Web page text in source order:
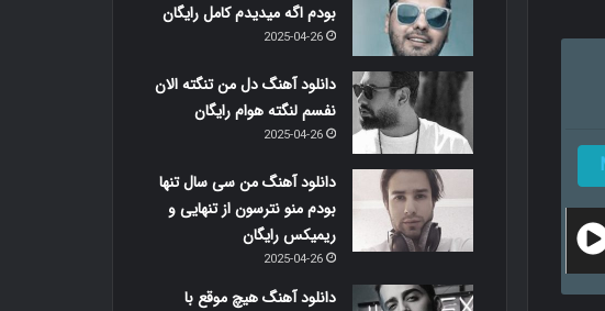
بودم اگه میدیدم کامل رایگان
2025-04-26
دانلود آهنگ دل من تنگته الان
نفسم لنگته هوام رایگان
2025-04-26
دانلود آهنگ من سی سال تنها
بودم منو نترسون از تنهایی و
ریمیکس رایگان
2025-04-26
دانلود آهنگ هیچ موقع با